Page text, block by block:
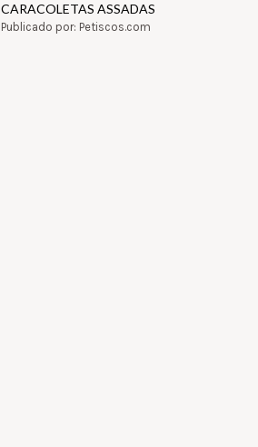
CARACOLETAS ASSADAS
Publicado por: Petiscos.com